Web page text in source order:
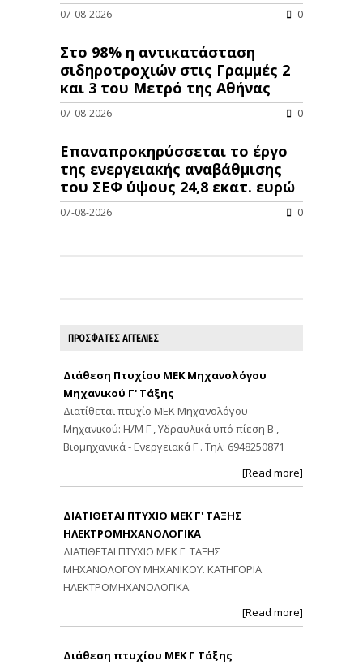
07-08-2026 0
Στο 98% η αντικατάσταση
σιδηροτροχιών στις Γραμμές 2
και 3 του Μετρό της Αθήνας
07-08-2026 0
Επαναπροκηρύσσεται το έργο
της ενεργειακής αναβάθμισης
του ΣΕΦ ύψους 24,8 εκατ. ευρώ
07-08-2026 0
ΠΡΟΣΦΑΤΕΣ ΑΓΓΕΛΙΕΣ
Διάθεση Πτυχίου ΜΕΚ Μηχανολόγου
Μηχανικού Γ' Τάξης
Διατίθεται πτυχίο ΜΕΚ Μηχανολόγου
Μηχανικού: Η/Μ Γ', Υδραυλικά υπό πίεση Β',
Βιομηχανικά - Ενεργειακά Γ'. Τηλ: 6948250871
[Read more]
ΔΙΑΤΙΘΕΤΑΙ ΠΤΥΧΙΟ ΜΕΚ Γ' ΤΑΞΗΣ
ΗΛΕΚΤΡΟΜΗΧΑΝΟΛΟΓΙΚΑ
ΔΙΑΤΙΘΕΤΑΙ ΠΤΥΧΙΟ ΜΕΚ Γ' ΤΑΞΗΣ
ΜΗΧΑΝΟΛΟΓΟΥ ΜΗΧΑΝΙΚΟΥ. ΚΑΤΗΓΟΡΙΑ
ΗΛΕΚΤΡΟΜΗΧΑΝΟΛΟΓΙΚΑ.
[Read more]
Διάθεση πτυχίου ΜΕΚ Γ Τάξης